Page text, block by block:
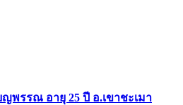
พรรณ อายุ 25 ปี อ.เขาชะเมา